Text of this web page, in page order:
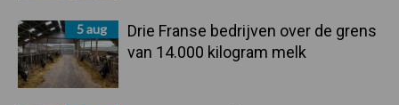
5 aug
Drie Franse bedrijven over de grens
van 14.000 kilogram melk